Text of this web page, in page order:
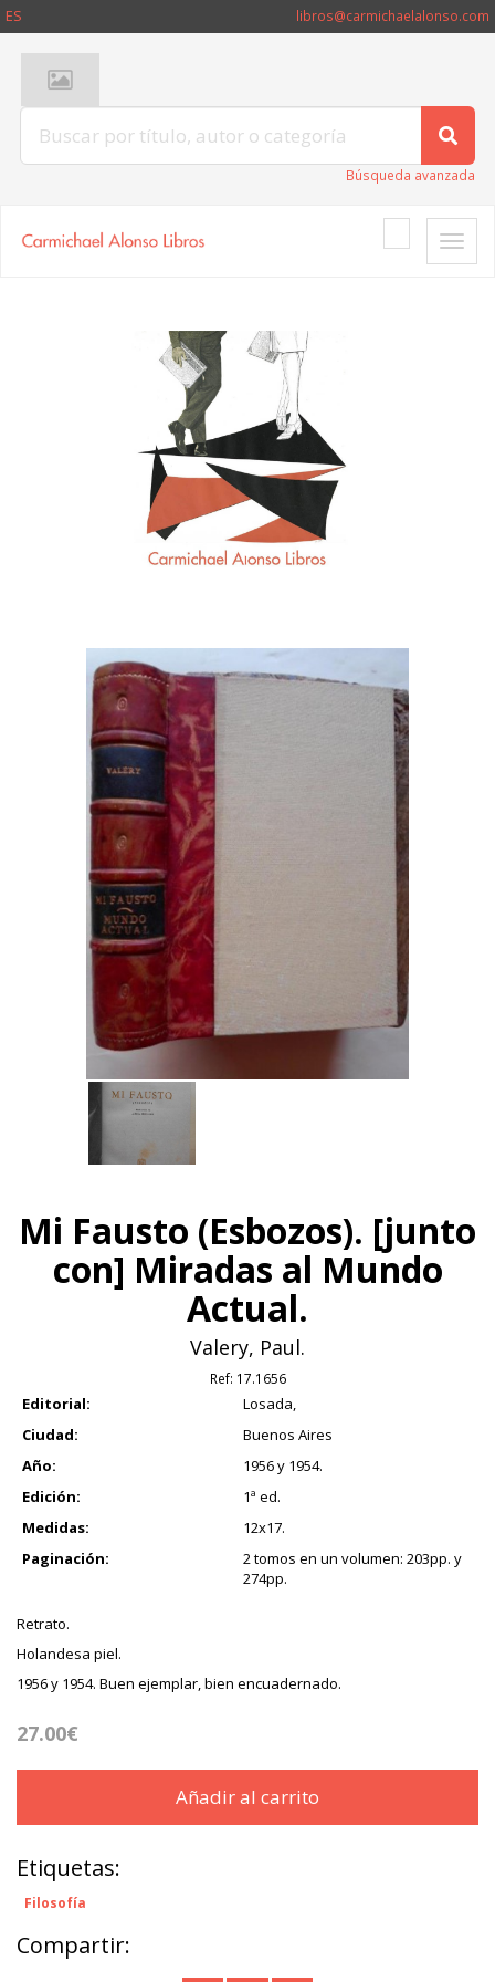
ES libros@carmichaelalonso.com
Búsqueda avanzada
Toggle
Mi Fausto (Esbozos). [junto
con] Miradas al Mundo
Actual.
Valery, Paul.
Ref: 17.1656
Editorial:
Losada,
Ciudad:
Buenos Aires
Año:
1956 y 1954.
Edición:
1ª ed.
Medidas:
12x17.
Paginación:
2 tomos en un volumen: 203pp. y
274pp.
Retrato.
Holandesa piel.
1956 y 1954. Buen ejemplar, bien encuadernado.
27.00€
Añadir al carrito
Etiquetas:
Filosofía
Compartir: